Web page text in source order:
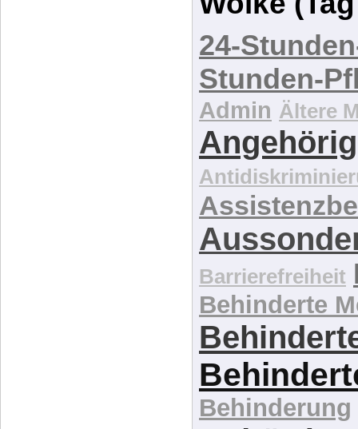
24-
Stunden-
Admin Ältere
Barrierefreiheit
Behinderte
Behinderung